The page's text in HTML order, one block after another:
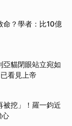
命？學者：比10億
亞貓閉眼站立宛如
看見上帝
被挖」！羅一鈞近
心